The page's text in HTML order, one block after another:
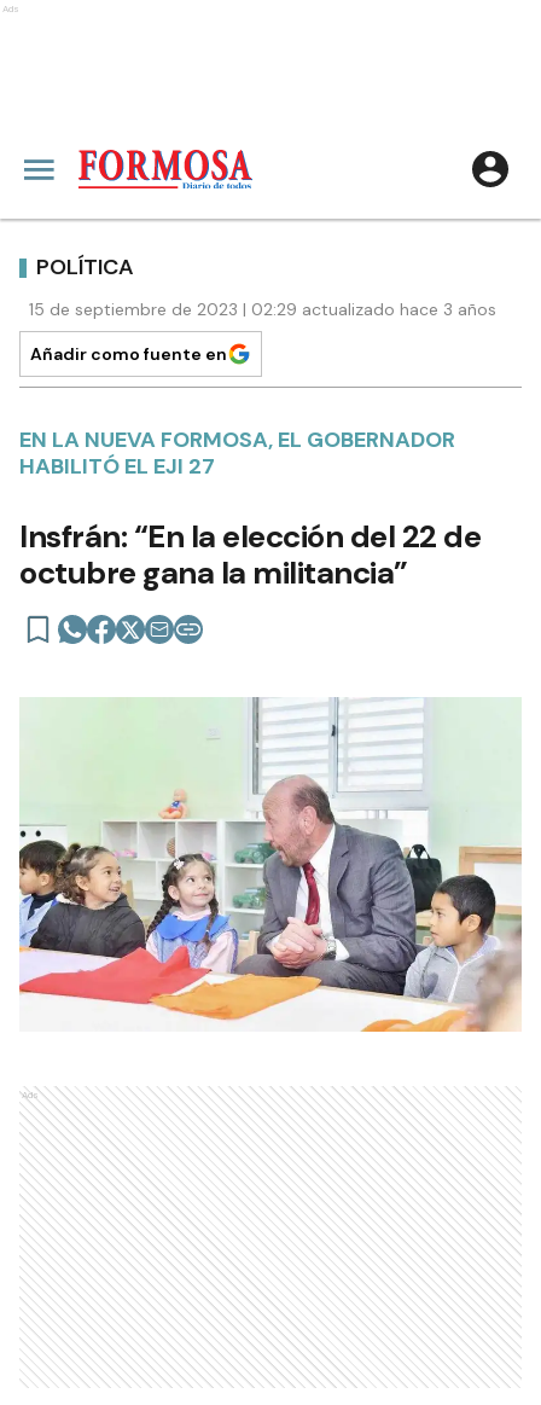
Ads
POLÍTICA
15 de septiembre de 2023 | 02:29 actualizado hace 3 años
Añadir como fuente en
EN LA NUEVA FORMOSA, EL GOBERNADOR
HABILITÓ EL EJI 27
Insfrán: “En la elección del 22 de
octubre gana la militancia”
Ads